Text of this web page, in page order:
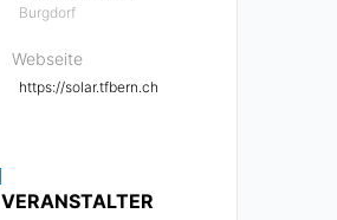
Burgdorf
Webseite
https://solar.tfbern.ch
VERANSTALTER